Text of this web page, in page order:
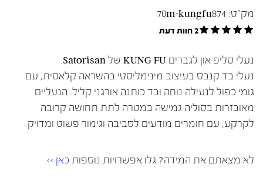
מק"ט: 70m-kungfu874
2 חוות דעת
נעלי סליפ און לגברים KUNG FU של Satorisan.
נעלי בד קנבס בעיצוב מינימליסטי בהשראה קלאסית, עם
גומי כפול לנעילה נוחה ובד כותנה אורגני קליל. הנעליים
מאובזרות בסוליה גמישה במטרה לתת תחושה קרובה
לקרקע, עם חומרים מודעים לסביבה וגימור פשוט ומדויק.
לא מצאתם את המידה? גלו אפשרויות נוספות כאן >>